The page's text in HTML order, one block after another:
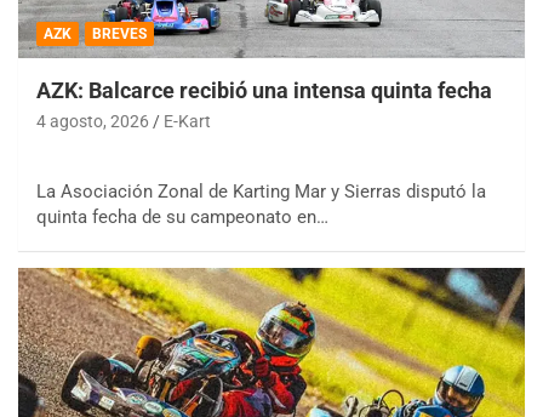
AZK BREVES
AZK: Balcarce recibió una intensa quinta fecha
4 agosto, 2026 E-Kart
La Asociación Zonal de Karting Mar y Sierras disputó la
quinta fecha de su campeonato en…